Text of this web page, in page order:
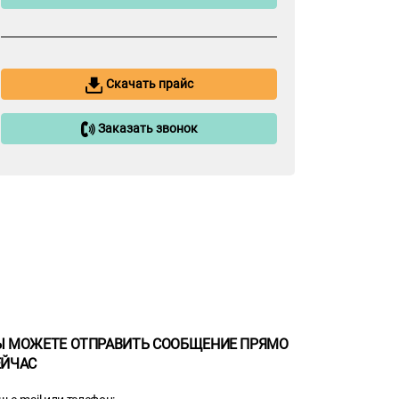
Скачать прайс
Заказать звонок
МОЖЕТЕ ОТПРАВИТЬ СООБЩЕНИЕ ПРЯМО